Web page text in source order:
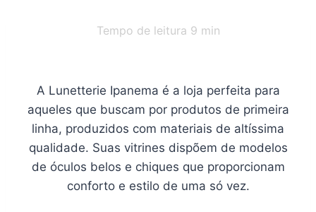
Tempo de leitura 9 min
A Lunetterie Ipanema é a loja perfeita para
aqueles que buscam por produtos de primeira
linha, produzidos com materiais de altíssima
qualidade. Suas vitrines dispõem de modelos
de óculos belos e chiques que proporcionam
conforto e estilo de uma só vez.